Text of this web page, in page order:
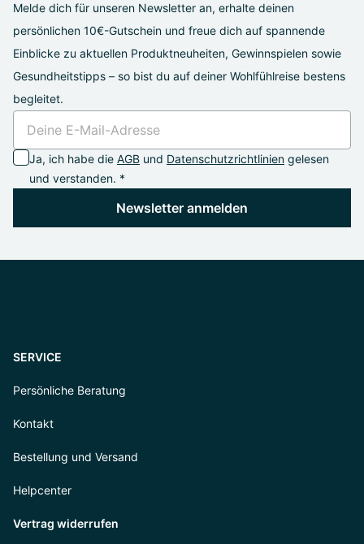
Melde dich für unseren Newsletter an, erhalte deinen
persönlichen 10€-Gutschein und freue dich auf spannende
Einblicke zu aktuellen Produktneuheiten, Gewinnspielen sowie
Gesundheitstipps – so bist du auf deiner Wohlfühlreise bestens
begleitet.
Ja, ich habe die AGB und Datenschutzrichtlinien gelesen
und verstanden. *
Newsletter anmelden
SERVICE
Persönliche Beratung
Kontakt
Bestellung und Versand
Helpcenter
Vertrag widerrufen